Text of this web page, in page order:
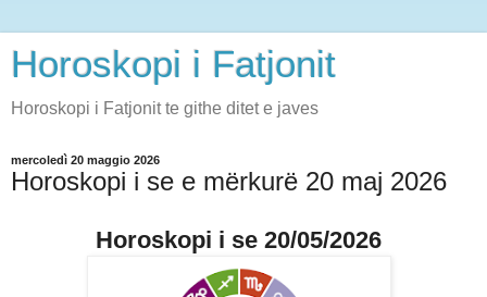
Horoskopi i Fatjonit
Horoskopi i Fatjonit te githe ditet e javes
mercoledì 20 maggio 2026
Horoskopi i se e mërkurë 20 maj 2026
Horoskopi i se 20/05/2026